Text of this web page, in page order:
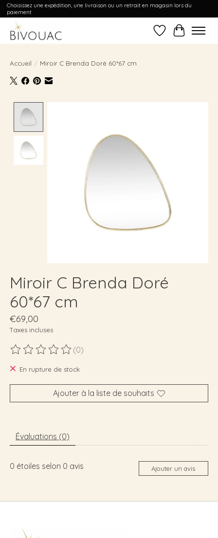
Choisissez une expédition, une livraison ou un retrait en magasin lors du
paiement
Liste dePanier
Accueil / Miroir C Brenda Doré 60*67 cm
Miroir C Brenda Doré
60*67 cm
€69,00
Taxes incluses
Ce produit est évalué à
(0)
En rupture de stock
Ajouter à la liste de souhaits
Évaluations (0)
0 étoiles selon 0 avis Ajouter un avis